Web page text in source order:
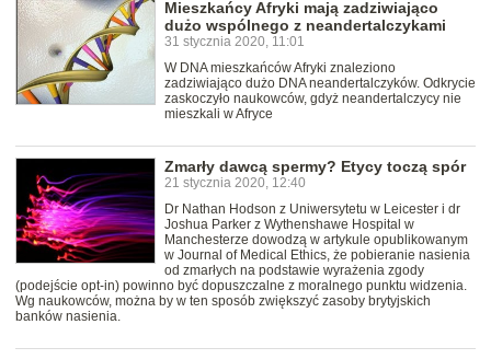
Mieszkańcy Afryki mają zadziwiająco
dużo wspólnego z neandertalczykami
31 stycznia 2020, 11:01
W DNA mieszkańców Afryki znaleziono
zadziwiająco dużo DNA neandertalczyków. Odkrycie
zaskoczyło naukowców, gdyż neandertalczycy nie
mieszkali w Afryce
Zmarły dawcą spermy? Etycy toczą spór
21 stycznia 2020, 12:40
Dr Nathan Hodson z Uniwersytetu w Leicester i dr
Joshua Parker z Wythenshawe Hospital w
Manchesterze dowodzą w artykule opublikowanym
w Journal of Medical Ethics, że pobieranie nasienia
od zmarłych na podstawie wyrażenia zgody
(podejście opt-in) powinno być dopuszczalne z moralnego punktu widzenia.
Wg naukowców, można by w ten sposób zwiększyć zasoby brytyjskich
banków nasienia.